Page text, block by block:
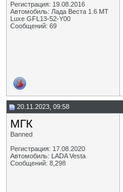
Регистрация: 19.08.2016
Автомобиль: Лада Веста 1.6 MT
Luxe GFL13-52-Y00
Сообщений: 69
20.11.2023, 09:58
МГК
Banned
Регистрация: 17.08.2020
Автомобиль: LADA Vesta
Сообщений: 8,298